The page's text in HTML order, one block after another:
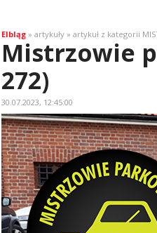
Elbląg» artykuły » artykuł z kategorii
Mistrzowie
272)
30.07.2023, 12:45:00